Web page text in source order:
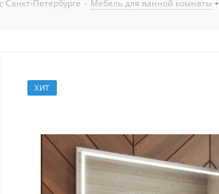
Санкт-Петербурге - Мебель для ванной комнаты
ХИТ